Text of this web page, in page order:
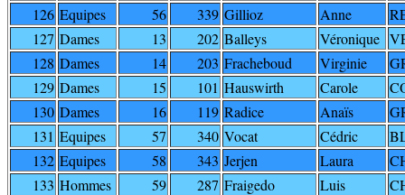
126 Equipes 56 339 Gillioz Anne
127 Dames 13 202 Balleys Véronique
128 Dames 14 203 Fracheboud Virginie
129 Dames 15 101 Hauswirth Carole
130 Dames 16 119 Radice Anaïs
131 Equipes 57 340 Vocat Cédric
132 Equipes 58 343 Jerjen Laura
133 Hommes 59 287 Fraigedo Luis